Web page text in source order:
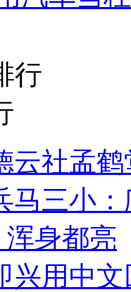
行
云社孟
马三小
浑身都亮
兴用中